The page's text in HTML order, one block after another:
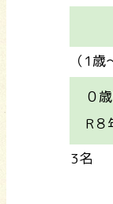
（1
０
R８
3名